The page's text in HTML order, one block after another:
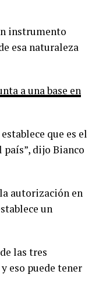
instrumento
esa naturaleza
a una base en
que es el
dijo Bianco
autorización en
un
las tres
eso puede tener